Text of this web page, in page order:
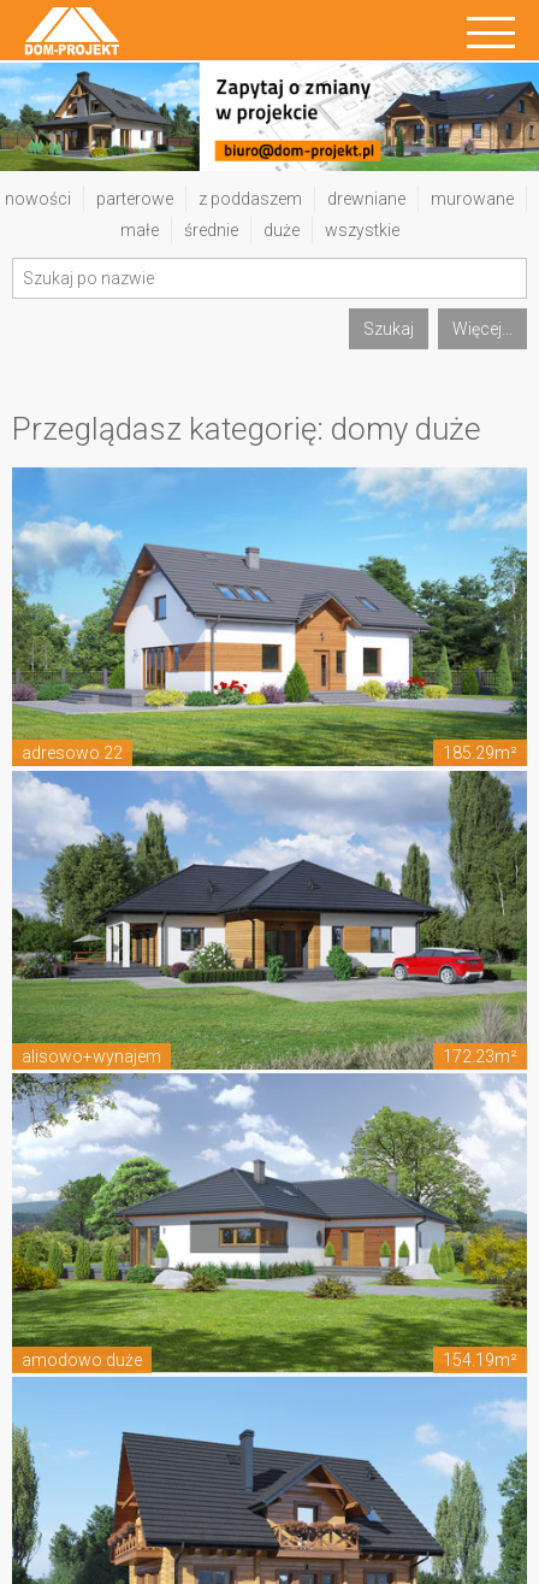
nowości parterowe z poddaszem drewniane
murowane
małe
średnie duże wszystkie
Szukaj Więcej...
Przeglądasz kategorię: domy duże
adresowo 22 185.29m²
alisowo+wynajem 172.23m²
amodowo duże 154.19m²